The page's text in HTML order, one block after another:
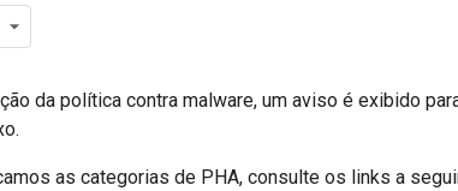
da política contra malware, um aviso é exibido
as categorias de PHA, consulte os links a